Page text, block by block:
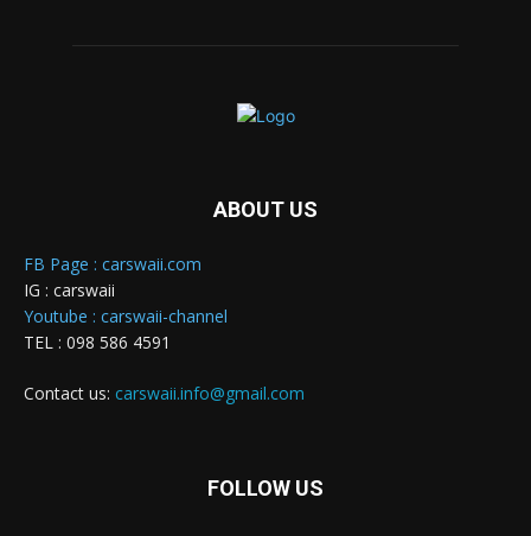
ABOUT US
FB Page : carswaii.com
IG : carswaii
Youtube : carswaii-channel
TEL : 098 586 4591
Contact us: carswaii.info@gmail.com
FOLLOW US